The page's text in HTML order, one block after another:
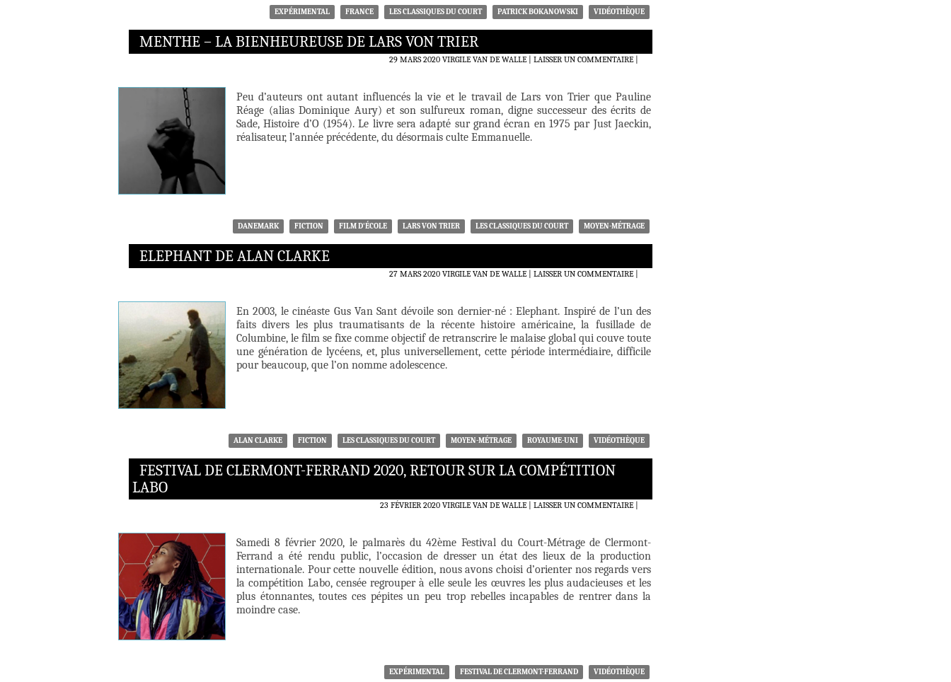
EXPÉRIMENTAL FRANCE LES CLASSIQUES DU COURT PATRICK BOKANOWSKI VIDÉOTHÈQUE
MENTHE – LA BIENHEUREUSE DE LARS VON TRIER
29 MARS 2020 VIRGILE VAN DE WALLE LAISSER UN COMMENTAIRE|
Peu d’auteurs ont autant influencés la vie et le travail de Lars von Trier que Pauline
Réage (alias Dominique Aury) et son sulfureux roman, digne successeur des écrits de
Sade, Histoire d’O (1954). Le livre sera adapté sur grand écran en 1975 par Just Jaeckin,
réalisateur, l’année précédente, du désormais culte Emmanuelle.
DANEMARK FICTION FILM D'ÉCOLE LARS VON TRIER LES CLASSIQUES DU COURT MOYEN-MÉTRAGE
ELEPHANT DE ALAN CLARKE
27 MARS 2020 VIRGILE VAN DE WALLE LAISSER UN COMMENTAIRE|
En 2003, le cinéaste Gus Van Sant dévoile son dernier-né : Elephant. Inspiré de l’un des
faits divers les plus traumatisants de la récente histoire américaine, la fusillade de
Columbine, le film se fixe comme objectif de retranscrire le malaise global qui couve toute
une génération de lycéens, et, plus universellement, cette période intermédiaire, difficile
pour beaucoup, que l’on nomme adolescence.
ALAN CLARKE FICTION LES CLASSIQUES DU COURT MOYEN-MÉTRAGE ROYAUME-UNI VIDÉOTHÈQUE
FESTIVAL DE CLERMONT-FERRAND 2020, RETOUR SUR LA COMPÉTITION
LABO
23 FÉVRIER 2020 VIRGILE VAN DE WALLE LAISSER UN COMMENTAIRE|
Samedi 8 février 2020, le palmarès du 42ème Festival du Court-Métrage de Clermont-
Ferrand a été rendu public, l’occasion de dresser un état des lieux de la production
internationale. Pour cette nouvelle édition, nous avons choisi d’orienter nos regards vers
la compétition Labo, censée regrouper à elle seule les œuvres les plus audacieuses et les
plus étonnantes, toutes ces pépites un peu trop rebelles incapables de rentrer dans la
moindre case.
EXPÉRIMENTAL FESTIVAL DE CLERMONT-FERRAND VIDÉOTHÈQUE